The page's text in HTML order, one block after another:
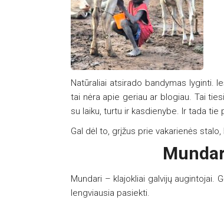
Natūraliai atsirado bandymas lyginti.
tai nėra apie geriau ar blogiau. Tai
su laiku, turtu ir kasdienybe. Ir tada
Gal dėl to, grįžus prie vakarienės
Mundari – klajokliai galvijų augintojai.
lengviausia pasiekti.